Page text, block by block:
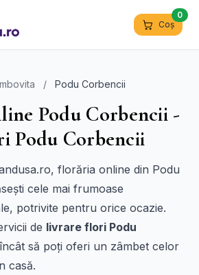
Coș
0
/ Podu Corbencii
Podu Corbencii -
Podu Corbencii
florăria online din Podu
cele mai frumoase
potrivite pentru orice ocazie.
de livrare flori Podu
să poți oferi un zâmbet celor
casă.